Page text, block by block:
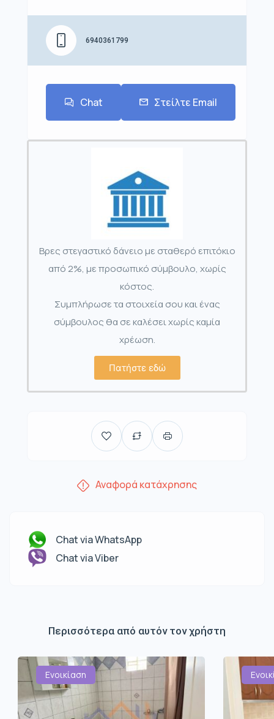
6940361799
Chat Στείλτε Email
Βρες στεγαστικό δάνειο με σταθερό επιτόκιο
από 2%, με προσωπικό σύμβουλο, χωρίς
κόστος.
Συμπλήρωσε τα στοιχεία σου και ένας
σύμβουλος θα σε καλέσει χωρίς καμία
χρέωση.
Πατήστε εδώ
Αναφορά κατάχρησης
Chat via WhatsApp
Chat via Viber
Περισσότερα από αυτόν τον χρήστη
Ενοικίαση